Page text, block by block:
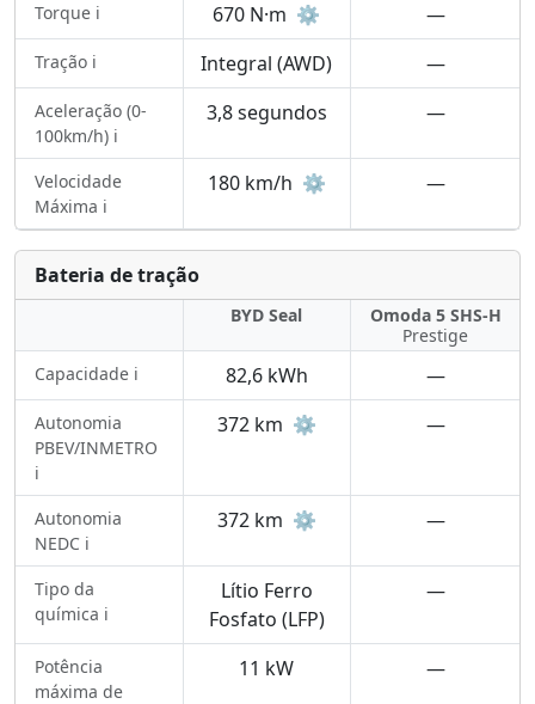
Torque ℹ️ 670 N·m ⚙️ —
Tração ℹ️ Integral (AWD) —
Aceleração (0-
100km/h) ℹ️
3,8 segundos —
Velocidade
Máxima ℹ️
180 km/h ⚙️ —
Bateria de tração
BYD Seal
Omoda 5 SHS-H
Prestige
Capacidade ℹ️
82,6 kWh —
Autonomia
PBEV/INMETRO
ℹ️
372 km ⚙️ —
Autonomia
NEDC ℹ️
372 km ⚙️ —
Tipo da
química ℹ️
Lítio Ferro
Fosfato (LFP)
—
Potência
máxima de
11 kW —